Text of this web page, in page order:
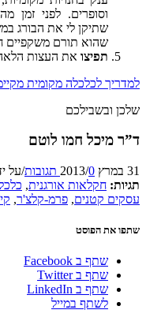
וסופרים. לפני זמן מה
שתיקן לי את הבורג
שהוא תורם משקפיים חינם
תפיצו את העצות הלאה
לכלכלה מקומית מקיימתשל
ובשבילכם
חמו לוטם
/0 תגובות /על ידיד"ר
חקלאות אורגנית,כלכלה
קטנים ,פרמ-קלצ'ר,קיבוץ
הפוסט
שתף ב Facebook
שתף ב Twitter
שתף ב LinkedIn
לשתף במייל